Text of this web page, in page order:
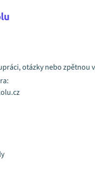
otázky nebo zpětnou